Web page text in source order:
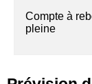
Compte à
pleine